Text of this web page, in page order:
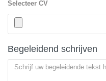
Selecteer CV
Begeleidend schrijven